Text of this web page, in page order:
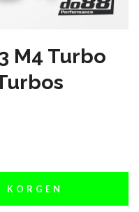
M4 Turbo
KORGEN